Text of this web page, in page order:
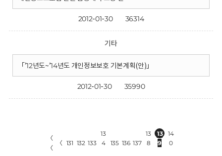
2012-01-30 36314
기타
「’12년도~’14년도 개인정보보호 기본계획(안)」
2012-01-30 35990
〈
〈
〈 131 132 133
13
4
135 136 137
13
8
13
9
14
0